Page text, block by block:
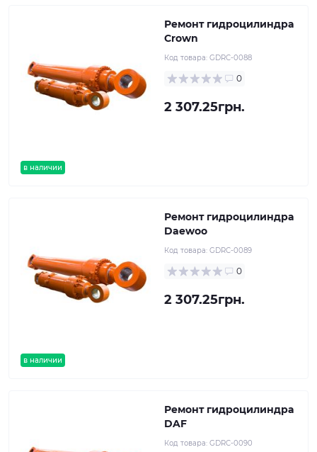
в наличии
Ремонт гидроцилиндра
Crown
Код товара: GDRC-0088
0
2 307.25грн.
в наличии
Ремонт гидроцилиндра
Daewoo
Код товара: GDRC-0089
0
2 307.25грн.
Ремонт гидроцилиндра
DAF
Код товара: GDRC-0090